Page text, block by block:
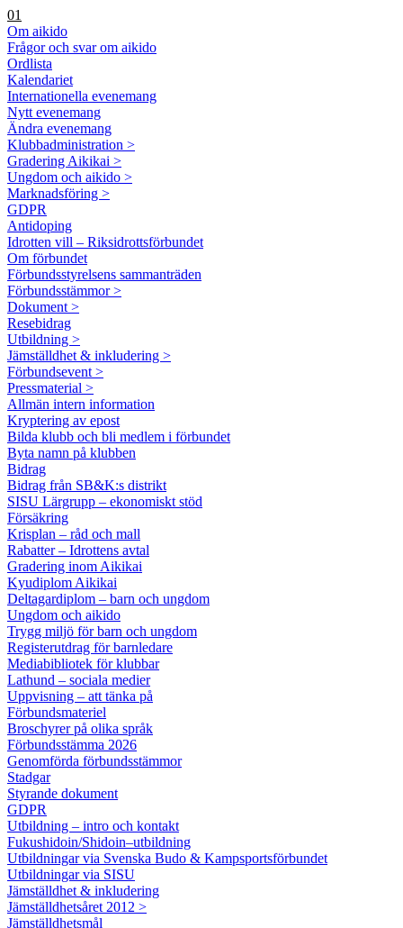
01
Om aikido
Frågor och svar om aikido
Ordlista
Kalendariet
Internationella evenemang
Nytt evenemang
Ändra evenemang
Klubbadministration >
Gradering Aikikai >
Ungdom och aikido >
Marknadsföring >
GDPR
Antidoping
Idrotten vill – Riksidrottsförbundet
Om förbundet
Förbundsstyrelsens sammanträden
Förbundsstämmor >
Dokument >
Resebidrag
Utbildning >
Jämställdhet & inkludering >
Förbundsevent >
Pressmaterial >
Allmän intern information
Kryptering av epost
Bilda klubb och bli medlem i förbundet
Byta namn på klubben
Bidrag
Bidrag från SB&K:s distrikt
SISU Lärgrupp – ekonomiskt stöd
Försäkring
Krisplan – råd och mall
Rabatter – Idrottens avtal
Gradering inom Aikikai
Kyudiplom Aikikai
Deltagardiplom – barn och ungdom
Ungdom och aikido
Trygg miljö för barn och ungdom
Registerutdrag för barnledare
Mediabibliotek för klubbar
Lathund – sociala medier
Uppvisning – att tänka på
Förbundsmateriel
Broschyrer på olika språk
Förbundsstämma 2026
Genomförda förbundsstämmor
Stadgar
Styrande dokument
GDPR
Utbildning – intro och kontakt
Fukushidoin/Shidoin–utbildning
Utbildningar via Svenska Budo & Kampsportsförbundet
Utbildningar via SISU
Jämställdhet & inkludering
Jämställdhetsåret 2012 >
Jämställdhetsmål